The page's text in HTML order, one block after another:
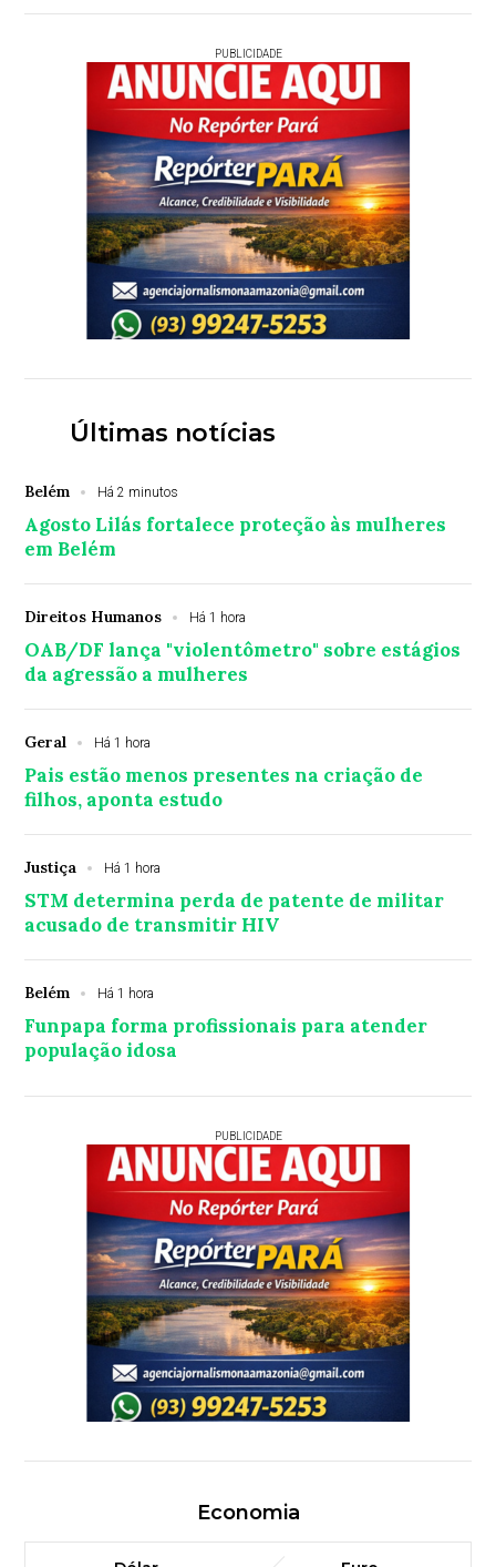
PUBLICIDADE
Últimas notícias
Belém Há 2 minutos
Agosto Lilás fortalece proteção às mulheres
em Belém
Direitos Humanos Há 1 hora
OAB/DF lança "violentômetro" sobre estágios
da agressão a mulheres
Geral Há 1 hora
Pais estão menos presentes na criação de
filhos, aponta estudo
Justiça Há 1 hora
STM determina perda de patente de militar
acusado de transmitir HIV
Belém Há 1 hora
Funpapa forma profissionais para atender
população idosa
PUBLICIDADE
Economia